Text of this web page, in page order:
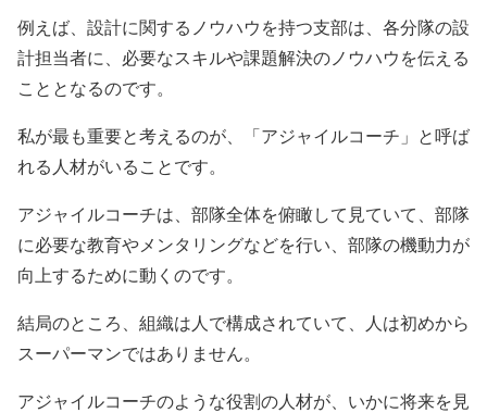
例えば、設計に関するノウハウを持つ支部は、各分隊の設
計担当者に、必要なスキルや課題解決のノウハウを伝える
こととなるのです。
私が最も重要と考えるのが、「アジャイルコーチ」と呼ば
れる人材がいることです。
アジャイルコーチは、部隊全体を俯瞰して見ていて、部隊
に必要な教育やメンタリングなどを行い、部隊の機動力が
向上するために動くのです。
結局のところ、組織は人で構成されていて、人は初めから
スーパーマンではありません。
アジャイルコーチのような役割の人材が、いかに将来を見